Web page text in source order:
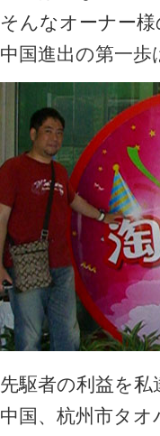
そんなオーナー
中国進出の第一
先駆者の利益を
中国、杭州市タ